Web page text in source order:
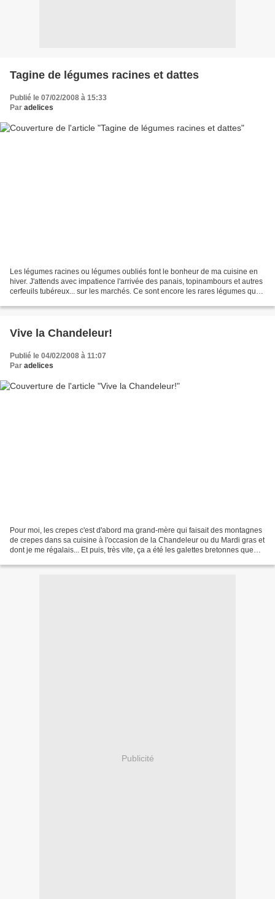
Tagine de légumes racines et dattes
Publié le 07/02/2008 à 15:33
Par adelices
Les légumes racines ou légumes oubliés font le bonheur de ma cuisine en
hiver. J'attends avec impatience l'arrivée des panais, topinambours et autres
cerfeuils tubéreux... sur les marchés. Ce sont encore les rares légumes que
Vive la Chandeleur!
Publié le 04/02/2008 à 11:07
Par adelices
Pour moi, les crepes c'est d'abord ma grand-mère qui faisait des montagnes
de crepes dans sa cuisine à l'occasion de la Chandeleur ou du Mardi gras et
dont je me régalais... Et puis, très vite, ça a été les galettes bretonnes que
Publicité